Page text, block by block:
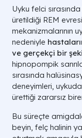
Uyku felci
üretildiği REM
mekanizmalarının
nedeniyle
ve gerçekçi bir
hipnopompik
sırasında
deneyimleri,
ürettiği zararsız
Bu süreçte
beyin, felç halinin